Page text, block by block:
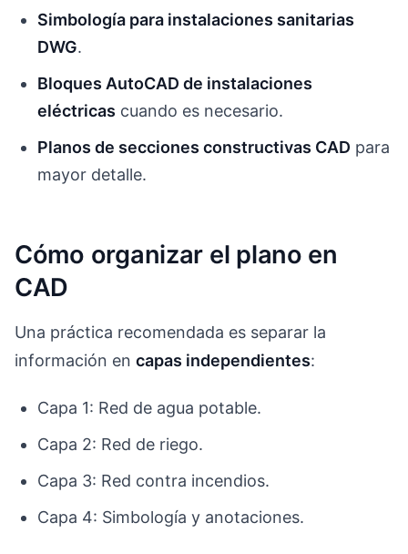
Simbología para instalaciones sanitarias
DWG.
Bloques AutoCAD de instalaciones
eléctricas cuando es necesario.
Planos de secciones constructivas CAD para
mayor detalle.
Cómo organizar el plano en
CAD
Una práctica recomendada es separar la
información en capas independientes:
Capa 1: Red de agua potable.
Capa 2: Red de riego.
Capa 3: Red contra incendios.
Capa 4: Simbología y anotaciones.